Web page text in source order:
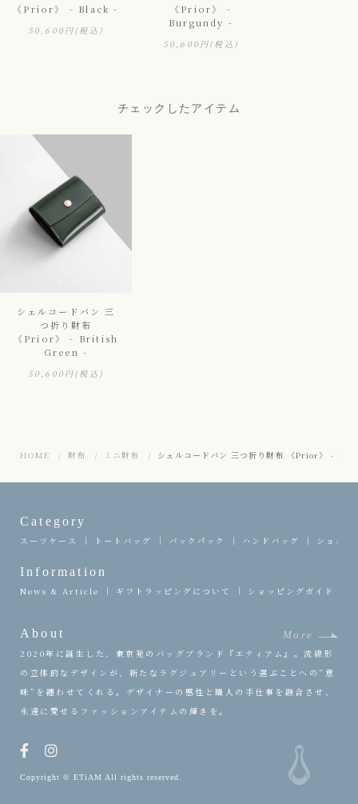
《Prior》 - Black -
50,600円(税込)
《Prior》 -
Burgundy -
50,600円(税込)
チェックしたアイテム
シェルコードバン 三
つ折り財布
《Prior》 - British
Green -
50,600円(税込)
HOME 財布 ミニ財布 シェルコードバン 三つ折り財布 《Prior》 -
About
More
2020年に誕生した、東京発のバッグブランド『エティアム』。流線形
の立体的なデザインが、新たなラグジュアリーという選ぶことへの“意
味”を纏わせてくれる。デザイナーの感性と職人の手仕事を融合させ、
永遠に愛せるファッションアイテムの輝きを。
Information
News & Article ギフトラッピングについて ショッピングガイド
Category
スーツケース トートバッグ バックパック ハンドバッグ ショル
Copyright © ETiAM All rights reserved.